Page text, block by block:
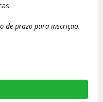
de prazo para inscrição.